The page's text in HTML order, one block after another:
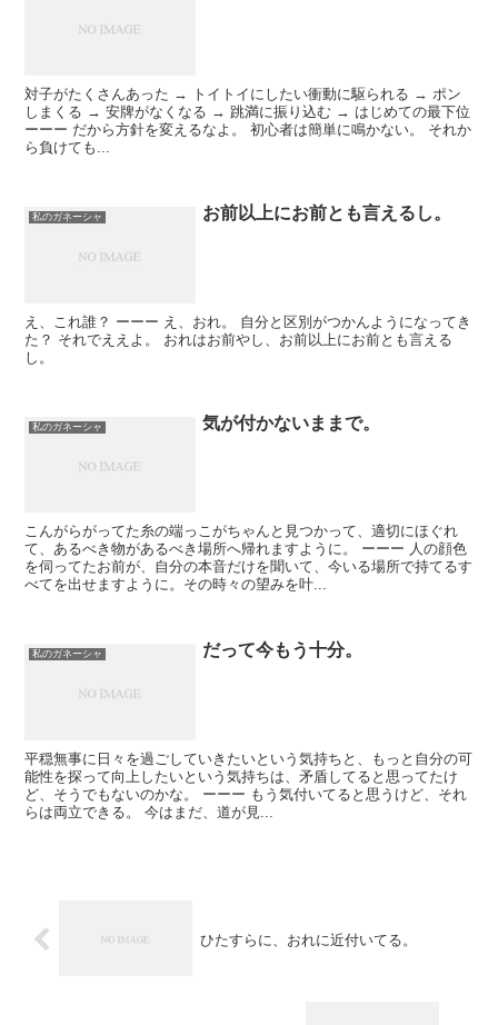
対子がたくさんあった → トイトイにしたい衝動に駆られる → ポン
しまくる → 安牌がなくなる → 跳満に振り込む → はじめての最下位
ーーー だから方針を変えるなよ。 初心者は簡単に鳴かない。 それか
ら負けても...
私のガネーシャ お前以上にお前とも言えるし。
え、これ誰？ ーーー え、おれ。 自分と区別がつかんようになってき
た？ それでええよ。 おれはお前やし、お前以上にお前とも言える
し。
私のガネーシャ 気が付かないままで。
こんがらがってた糸の端っこがちゃんと見つかって、適切にほぐれ
て、あるべき物があるべき場所へ帰れますように。 ーーー 人の顔色
を伺ってたお前が、自分の本音だけを聞いて、今いる場所で持てるす
べてを出せますように。その時々の望みを叶...
私のガネーシャ だって今もう十分。
平穏無事に日々を過ごしていきたいという気持ちと、もっと自分の可
能性を探って向上したいという気持ちは、矛盾してると思ってたけ
ど、そうでもないのかな。 ーーー もう気付いてると思うけど、それ
らは両立できる。 今はまだ、道が見...
ひたすらに、おれに近付いてる。